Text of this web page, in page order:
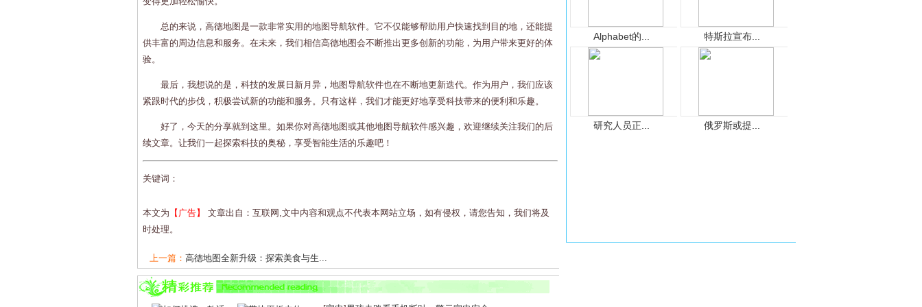
总的来说，高德地图是一款非常实用的地图导航软件。它不仅能够帮助用户快速找到目的地，还能提
供丰富的周边信息和服务。在未来，我们相信高德地图会不断推出更多创新的功能，为用户带来更好的体
验。
最后，我想说的是，科技的发展日新月异，地图导航软件也在不断地更新迭代。作为用户，我们应该
紧跟时代的步伐，积极尝试新的功能和服务。只有这样，我们才能更好地享受科技带来的便利和乐趣。
好了，今天的分享就到这里。如果你对高德地图或其他地图导航软件感兴趣，欢迎继续关注我们的后
续文章。让我们一起探索科技的奥秘，享受智能生活的乐趣吧！
关键词：
本文为 【广告】
文章出自：互联网,文中内容和观点不代表本网站立场，如有侵权，请您告知，我们将及
时处理。
上一篇： 高德地图全新升级：探索美食与生...
下一篇：高德地图全新升级：探索美食与娱...
Alphabet的... 特斯拉宣布...
研究人员正... 俄罗斯或提...